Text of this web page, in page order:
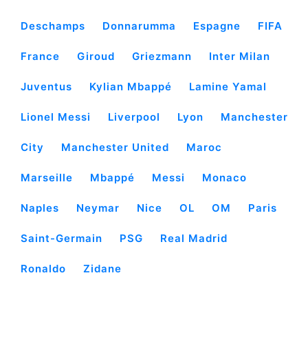
Deschamps Donnarumma Espagne FIFA
France Giroud Griezmann Inter Milan
Juventus Kylian Mbappé Lamine Yamal
Lionel Messi Liverpool Lyon Manchester
City Manchester United Maroc
Marseille Mbappé Messi Monaco
Naples Neymar Nice OL OM Paris
Saint-Germain PSG Real Madrid
Ronaldo Zidane